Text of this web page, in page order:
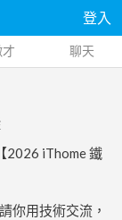
登入
聊天
2026 iThome 鐵
你用技術交流，